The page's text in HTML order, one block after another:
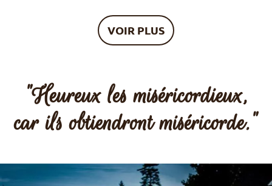
VOIR PLUS
"Heureux les miséricordieux,
car ils obtiendront miséricorde."